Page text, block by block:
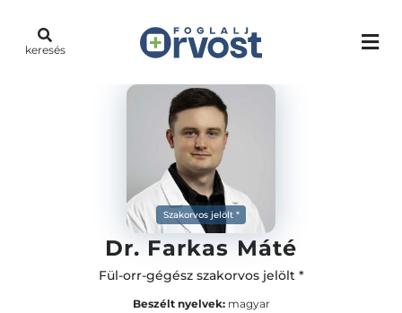
keresés
Szakorvos jelölt *
Dr. Farkas Máté
Fül-orr-gégész szakorvos jelölt *
Beszélt nyelvek:magyar